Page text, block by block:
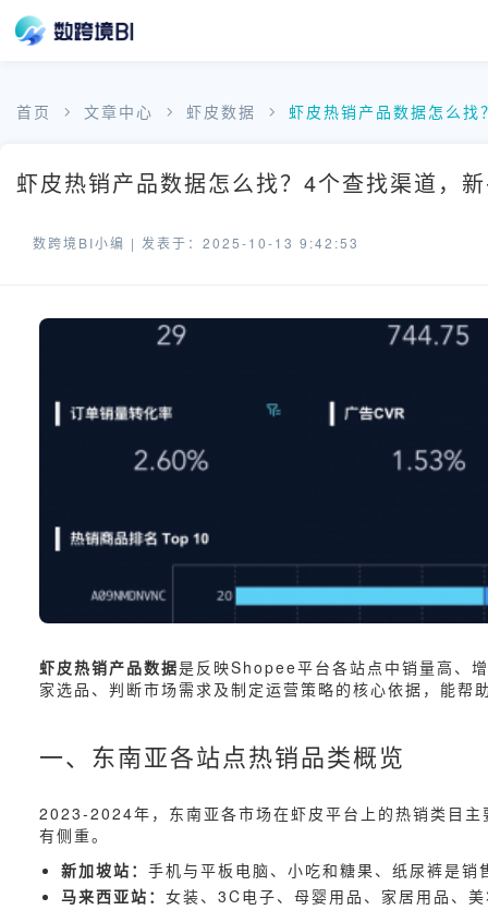
首页 文章中心 虾皮数据 虾皮热销产品数据怎么
虾皮热销产品数据怎么找？4个查找渠道，
数跨境BI小编 | 发表于：2025-10-13 9:42:53
虾皮热销产品数据是反映Shopee平台各站点中销量高、
家选品、判断市场需求及制定运营策略的核心依据，能
一、东南亚各站点热销品类概览
2023-2024年，东南亚各市场在虾皮平台上的热销类目
有侧重。
新加坡站： 手机与平板电脑、小吃和糖果、纸尿裤是销
马来西亚站： 女装、3C电子、母婴用品、家居用品、